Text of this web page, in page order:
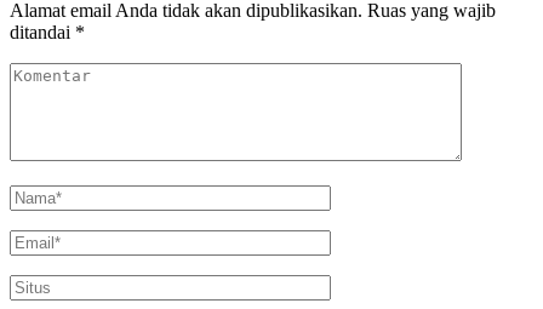
Alamat email Anda tidak akan dipublikasikan. Ruas yang wajib
ditandai *